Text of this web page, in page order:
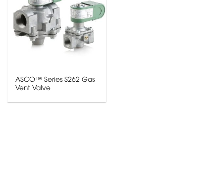
ASCO™ Series S262 Gas
Vent Valve